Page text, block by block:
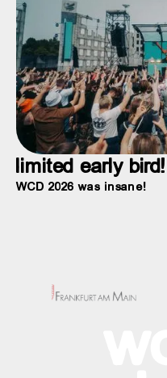
limited early bird!
WCD 2026 was insane!